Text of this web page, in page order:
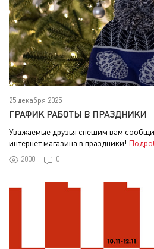
25 декабря 2025
ГРАФИК РАБОТЫ В ПРАЗДНИКИ
Уважаемые друзья спешим вам
интернет магазина в праздники!
2000 0